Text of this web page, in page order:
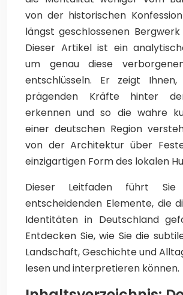
von der historischen
längst geschlossenen
Dieser Artikel ist ein
um genau diese
entschlüsseln. Er zeigt
prägenden Kräfte hinter
erkennen und so die wahre
einer deutschen Region
von der Architektur über
einzigartigen Form des lokalen
Dieser Leitfaden führt
entscheidenden Elemente, die
Identitäten in Deutschland
Entdecken Sie, wie Sie die
Landschaft, Geschichte und
lesen und interpretieren können.